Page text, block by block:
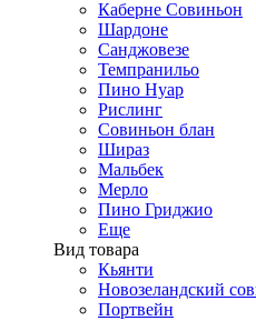
Каберне Совиньон
Шардоне
Санджовезе
Темпранильо
Пино Нуар
Рислинг
Совиньон блан
Шираз
Мальбек
Мерло
Пино Гриджио
Еще
Вид товара
Кьянти
Новозеландский
Портвейн